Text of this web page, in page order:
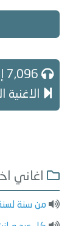
الاغنية
اغاني
من سنة